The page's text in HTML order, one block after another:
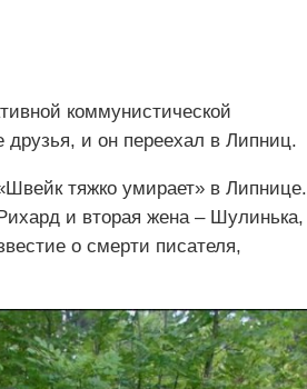
коммунистической
друзья, и он переехал в Липниц.
тяжко умирает» в Липнице.
и вторая жена – Шулинька,
о смерти писателя,